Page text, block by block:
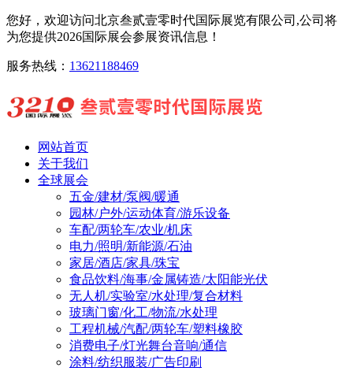
您好，欢迎访问北京叁贰壹零时代国际展览有限公司,公司将
为您提供2026国际展会参展资讯信息！
服务热线： 13621188469
网站首页
关于我们
全球展会
五金/建材/泵阀/暖通
园林/户外/运动体育/游乐设备
车配/两轮车/农业/机床
电力/照明/新能源/石油
家居/酒店/家具/珠宝
食品饮料/海事/金属铸造/太阳能光伏
无人机/实验室/水处理/复合材料
玻璃门窗/化工/物流/水处理
工程机械/汽配/两轮车/塑料橡胶
消费电子/灯光舞台音响/通信
涂料/纺织服装/广告印刷